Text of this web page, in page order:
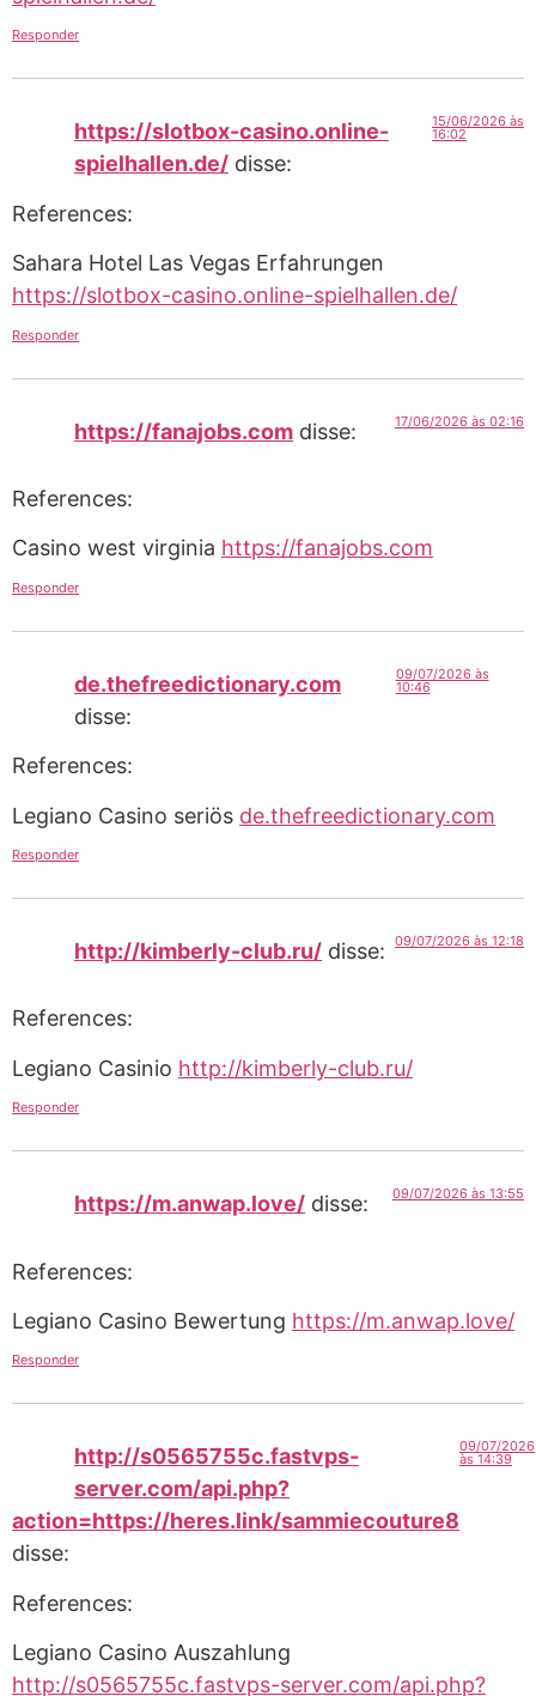
Responder
https://slotbox-casino.online-
spielhallen.de/ disse:
15/06/2026 às
16:02
References:
Sahara Hotel Las Vegas Erfahrungen
https://slotbox-casino.online-spielhallen.de/
Responder
https://fanajobs.com disse: 17/06/2026 às 02:16
References:
Casino west virginia https://fanajobs.com
Responder
de.thefreedictionary.com
disse:
09/07/2026 às
10:46
References:
Legiano Casino seriös de.thefreedictionary.com
Responder
http://kimberly-club.ru/ disse: 09/07/2026 às 12:18
References:
Legiano Casinio http://kimberly-club.ru/
Responder
https://m.anwap.love/ disse: 09/07/2026 às 13:55
References:
Legiano Casino Bewertung https://m.anwap.love/
Responder
http://s0565755c.fastvps-
server.com/api.php?
action=https://heres.link/sammiecouture8
disse:
09/07/2026
às 14:39
References:
Legiano Casino Auszahlung
http://s0565755c.fastvps-server.com/api.php?